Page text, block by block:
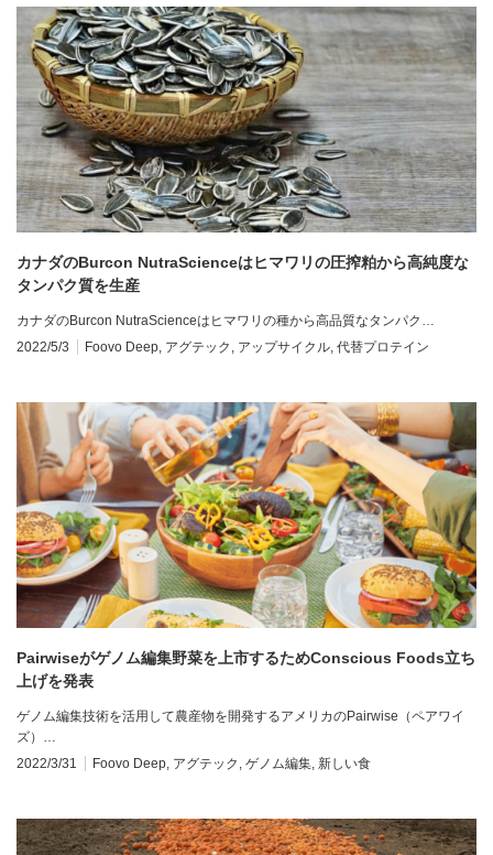
カナダのBurcon NutraScienceはヒマワリの圧搾粕から高純度な
タンパク質を生産
カナダのBurcon NutraScienceはヒマワリの種から高品質なタンパク…
2022/5/3
Foovo Deep, アグテック , アップサイクル, 代替プロテイン
Pairwiseがゲノム編集野菜を上市するためConscious Foods立ち
上げを発表
ゲノム編集技術を活用して農産物を開発するアメリカのPairwise（ペアワイ
ズ）…
2022/3/31
Foovo Deep, アグテック , ゲノム編集, 新しい食